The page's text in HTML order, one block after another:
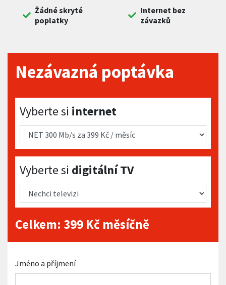
Žádné skryté
poplatky
Internet bez
závazků
Nezávazná poptávka
Vyberte si internet
Vyberte si internet
Vyberte si digitální TV
Vyberte si digitální TV
Celkem: 399 Kč měsíčně
Jméno a příjmení